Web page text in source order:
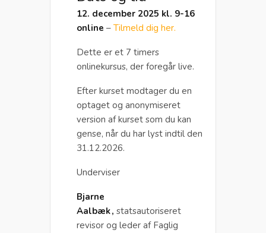
12. december 2025 kl. 9-16
online – Tilmeld dig her.
Dette er et 7 timers
onlinekursus, der foregår live.
Efter kurset modtager du en
optaget og anonymiseret
version af kurset som du kan
gense, når du har lyst indtil den
31.12.2026.
Underviser
Bjarne
Aalbæk , statsautoriseret
revisor og leder af Faglig